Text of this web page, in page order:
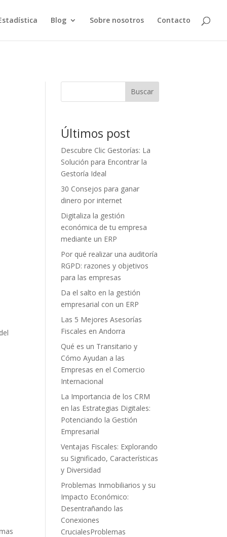
Blog Sobre nosotros Contacto
Buscar
Últimos post
Descubre Clic Gestorías: La
Solución para Encontrar la
Gestoría Ideal
30 Consejos para ganar
dinero por internet
Digitaliza la gestión
económica de tu empresa
mediante un ERP
Por qué realizar una auditoría
RGPD: razones y objetivos
para las empresas
Da el salto en la gestión
empresarial con un ERP
Las 5 Mejores Asesorías
Fiscales en Andorra
Qué es un Transitario y
Cómo Ayudan a las
Empresas en el Comercio
Internacional
La Importancia de los CRM
en las Estrategias Digitales:
Potenciando la Gestión
Empresarial
Ventajas Fiscales: Explorando
su Significado, Características
y Diversidad
Problemas Inmobiliarios y su
Impacto Económico:
Desentrañando las
Conexiones
CrucialesProblemas